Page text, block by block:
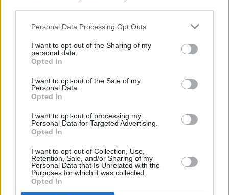
Personal Data Processing Opt Outs
I want to opt-out of the Sharing of my
personal data.
Opted In
I want to opt-out of the Sale of my
Personal Data.
Opted In
I want to opt-out of processing my
Personal Data for Targeted Advertising.
Opted In
I want to opt-out of Collection, Use,
Retention, Sale, and/or Sharing of my
Personal Data that Is Unrelated with the
Purposes for which it was collected.
Opted In
Felice, viale Vicini (semicarreggiata esterna) , Porta S. Isaia, viale
(semicarreggiata esterna), Porta San Mamolo, viale Panzacchi
(semicarreggiata esterna), Porta Castiglione, viale Gozzadini
(semicarreggiata esterna), Piazza di Porta Santo Stefano fino
all’entrata dei Giardini Margherita.
Il Comune di Bologna, in collaborazione con TPER, ha previsto –
come sempre in occasione di eventi che prevedono la
partecipazione di molte persone come il Pride – la presenza di una
linea bus notturna che collega il centro alla zona Roveri: la linea
14N sarà attiva nella notte tra sabato e domenica. Qui tutte
informazioni